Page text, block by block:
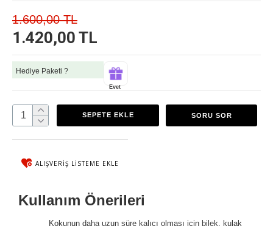
1.420,00 TL
1.600,00 TL
Hediye Paketi ?
Evet
SEPETE EKLE SORU SOR
ALIŞVERIŞ LISTEME EKLE
Kullanım Önerileri
Kokunun daha uzun süre kalıcı olması için bilek, kulak